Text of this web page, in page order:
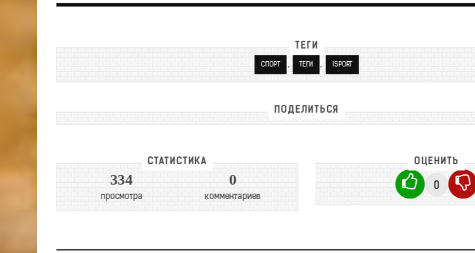
ТЕГИ
СПОРТ , ТЕГИ , ISPORT
ПОДЕЛИТЬСЯ
СТАТИСТИКА
334
просмотра
0
комментариев
ОЦЕНИТЬ
0